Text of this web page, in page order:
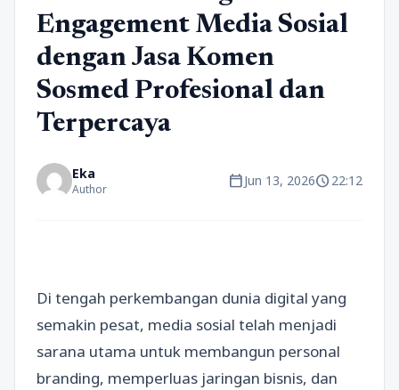
Engagement Media Sosial
dengan Jasa Komen
Sosmed Profesional dan
Terpercaya
Eka
Author calendar_todayJun 13, 2026schedule22:12
Di tengah perkembangan dunia digital yang
semakin pesat, media sosial telah menjadi
sarana utama untuk membangun personal
branding, memperluas jaringan bisnis, dan